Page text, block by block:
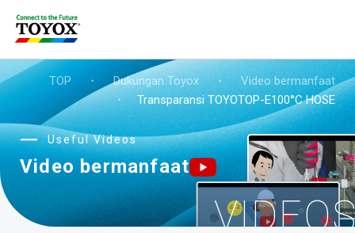
TOP ・ Dukungan Toyox ・
Video bermanfaat
・
Transparansi TOYOTOP-E100°C HOSE
Useful Videos
Video bermanfaat